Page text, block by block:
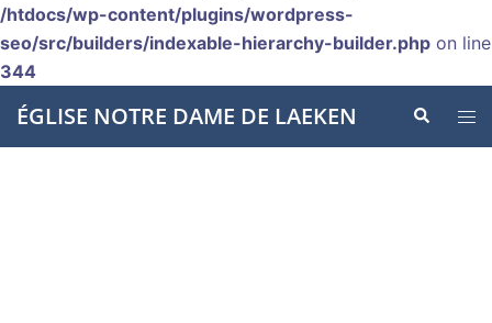
/htdocs/wp-content/plugins/wordpress-
seo/src/builders/indexable-hierarchy-builder.php on line
344
Aller
auÉGLISE NOTRE DAME DE LAEKEN
le